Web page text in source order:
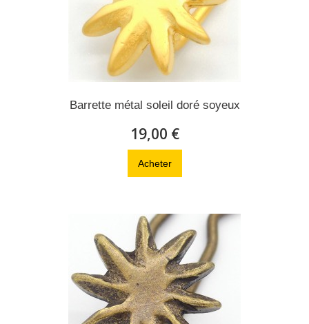
Barrette métal soleil doré soyeux
19,00 €
Acheter